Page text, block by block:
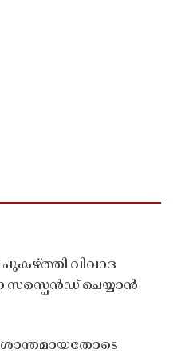
വിവാദ
ചെയ്യാൻ
ശാന്തമായതോടെ